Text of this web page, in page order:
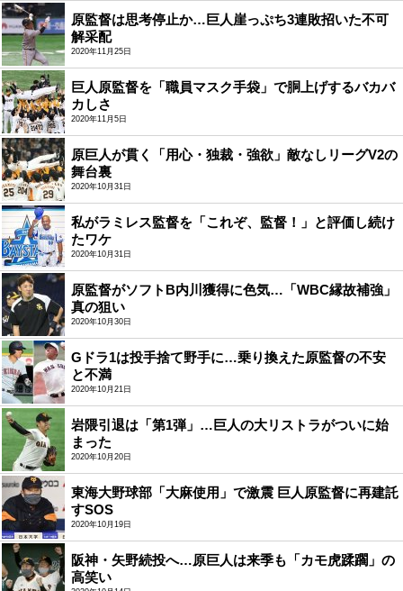
原監督は思考停止か…巨人崖っぷち3連敗招いた不可
解采配
2020年11月25日
巨人原監督を「職員マスク手袋」で胴上げするバカバ
カしさ
2020年11月5日
原巨人が貫く「用心・独裁・強欲」敵なしリーグV2の
舞台裏
2020年10月31日
私がラミレス監督を「これぞ、監督！」と評価し続け
たワケ
2020年10月31日
原監督がソフトB内川獲得に色気…「WBC縁故補強」
真の狙い
2020年10月30日
Gドラ1は投手捨て野手に…乗り換えた原監督の不安
と不満
2020年10月21日
岩隈引退は「第1弾」…巨人の大リストラがついに始
まった
2020年10月20日
東海大野球部「大麻使用」で激震 巨人原監督に再建託
すSOS
2020年10月19日
阪神・矢野続投へ…原巨人は来季も「カモ虎蹂躙」の
高笑い